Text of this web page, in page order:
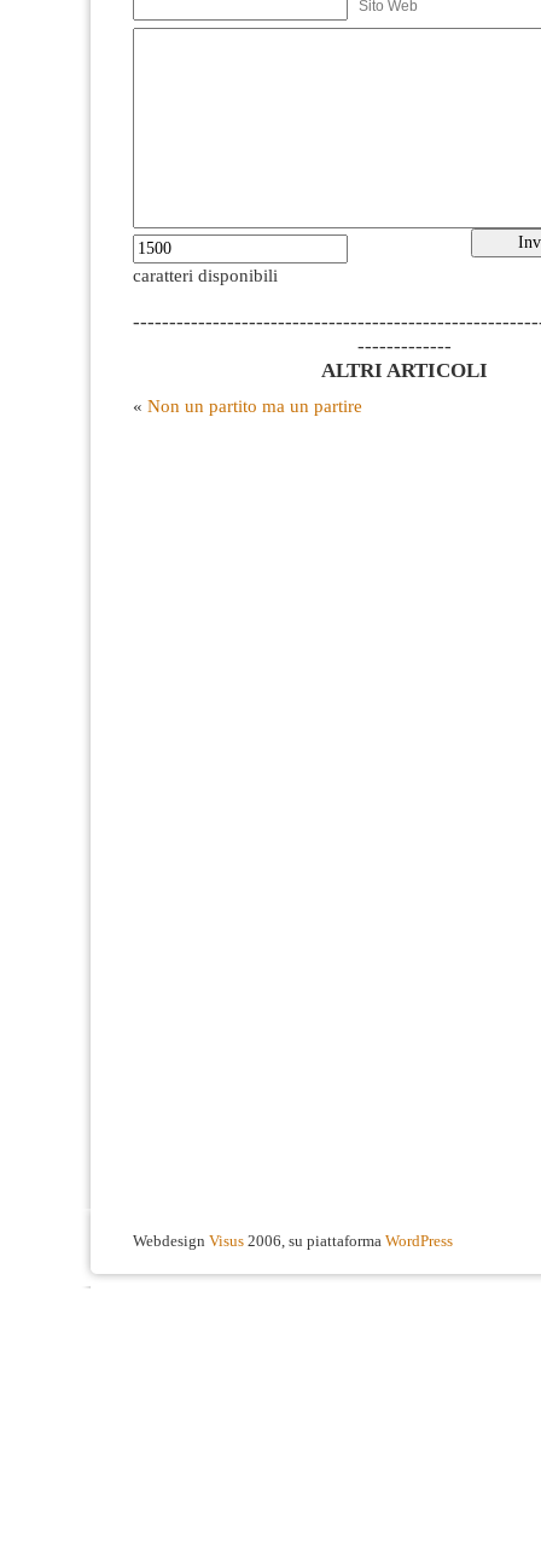
Sito Web
caratteri disponibili
-------------
ALTRI ARTICOLI
« Non un partito ma un partire
Webdesign Visus 2006, su piattaforma WordPress